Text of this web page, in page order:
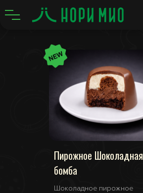
Пирожное Шоколадная
бомба
Шоколадное пирожное